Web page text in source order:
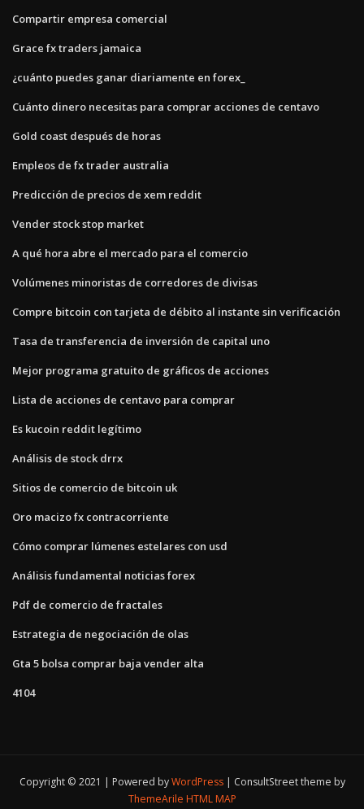
Compartir empresa comercial
Grace fx traders jamaica
¿cuánto puedes ganar diariamente en forex_
Cuánto dinero necesitas para comprar acciones de centavo
Gold coast después de horas
Empleos de fx trader australia
Predicción de precios de xem reddit
Vender stock stop market
A qué hora abre el mercado para el comercio
Volúmenes minoristas de corredores de divisas
Compre bitcoin con tarjeta de débito al instante sin verificación
Tasa de transferencia de inversión de capital uno
Mejor programa gratuito de gráficos de acciones
Lista de acciones de centavo para comprar
Es kucoin reddit legítimo
Análisis de stock drrx
Sitios de comercio de bitcoin uk
Oro macizo fx contracorriente
Cómo comprar lúmenes estelares con usd
Análisis fundamental noticias forex
Pdf de comercio de fractales
Estrategia de negociación de olas
Gta 5 bolsa comprar baja vender alta
4104
Copyright © 2021 | Powered byWordPress
ConsultStreet theme by
ThemeArile HTML MAP